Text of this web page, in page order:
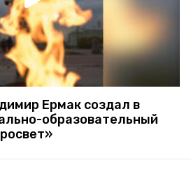
Ермак создал в
образовательный